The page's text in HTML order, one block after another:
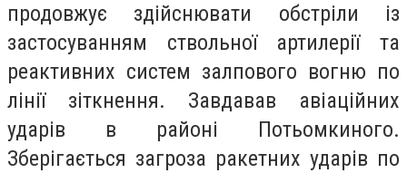
продовжує здійснювати обстріли із
застосуванням ствольної артилерії та
реактивних систем залпового вогню по
лінії зіткнення. Завдавав авіаційних
ударів в районі Потьомкиного.
Зберігається загроза ракетних ударів по